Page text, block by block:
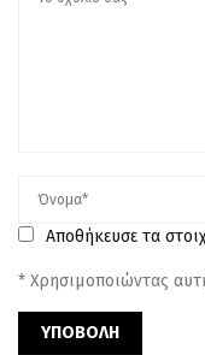
Αποθήκευσε τα
* Χρησιμοποιώντας